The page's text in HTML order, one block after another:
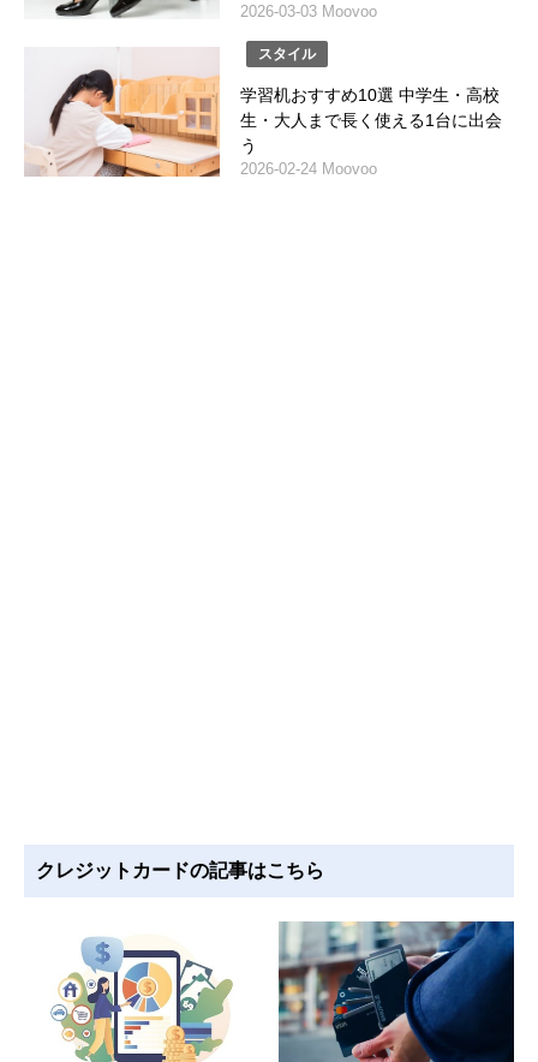
2026-03-03 Moovoo
スタイル
学習机おすすめ10選 中学生・高校
生・大人まで長く使える1台に出会
う
2026-02-24 Moovoo
クレジットカードの記事はこちら